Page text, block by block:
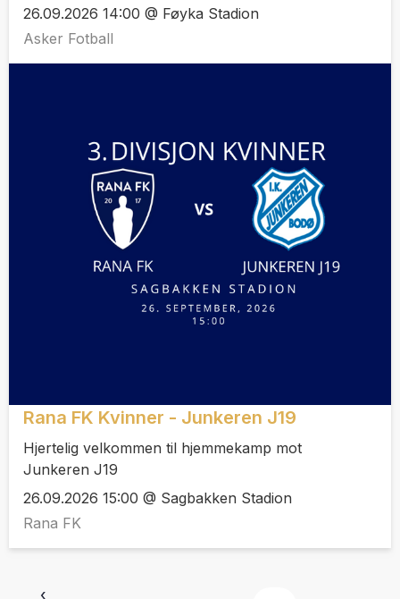
26.09.2026 14:00 @ Føyka Stadion
Asker Fotball
Rana FK Kvinner - Junkeren J19
Hjertelig velkommen til hjemmekamp mot
Junkeren J19
26.09.2026 15:00 @ Sagbakken Stadion
Rana FK
‹